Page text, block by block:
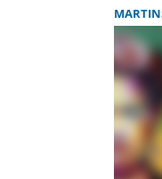
das